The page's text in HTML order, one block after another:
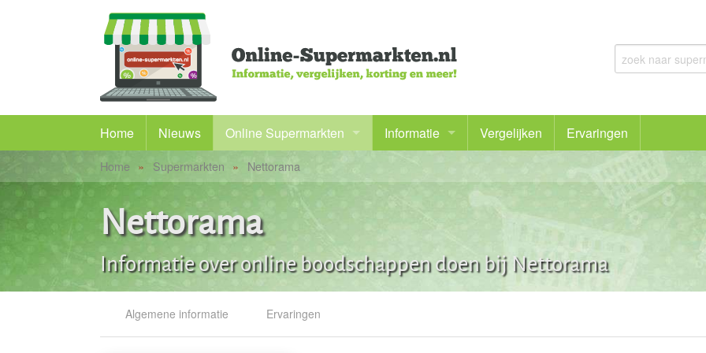
Home Nieuws
Online Supermarkten
Alle supermarkten
Picnic
Albert Heijn
PLUS
Butlon
Informatie
Bij welke supermarkt kan ik mijn boodschappen
Goedkoop boodschappen doen en meer besparen
De voordelen en nadelen van online boodschappen doen
Vergelijken Ervaringen
Home Supermarkten Nettorama
Nettorama
Informatie over online boodschappen doen bij Nettorama
Algemene informatie Ervaringen